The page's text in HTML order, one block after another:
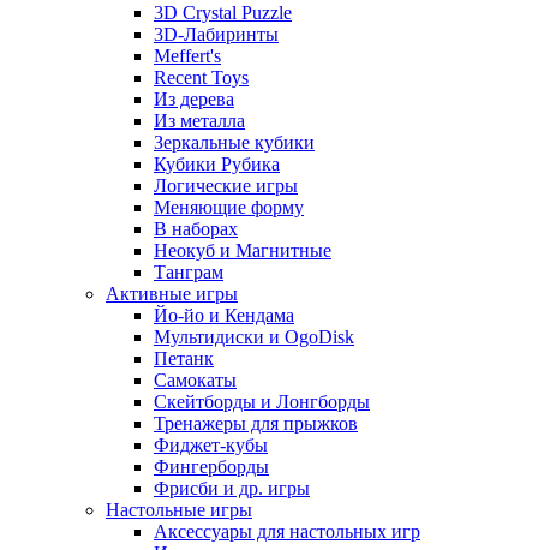
3D Crystal Puzzle
3D-Лабиринты
Meffert's
Recent Toys
Из дерева
Из металла
Зеркальные кубики
Кубики Рубика
Логические игры
Меняющие форму
В наборах
Неокуб и Магнитные
Танграм
Активные игры
Йо-йо и Кендама
Мультидиски и OgoDisk
Петанк
Самокаты
Скейтборды и Лонгборды
Тренажеры для прыжков
Фиджет-кубы
Фингерборды
Фрисби и др. игры
Настольные игры
Аксессуары для настольных игр